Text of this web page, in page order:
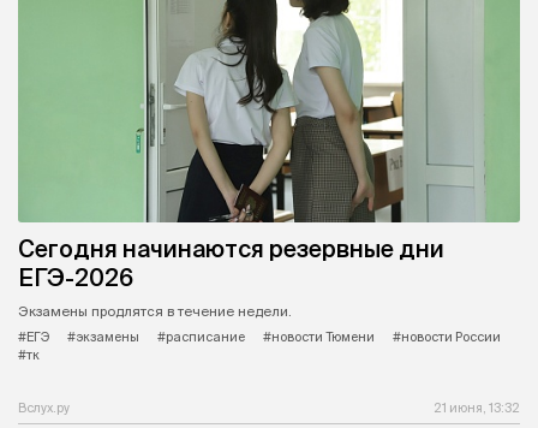
Сегодня начинаются резервные дни
ЕГЭ-2026
Экзамены продлятся в течение недели.
#ЕГЭ
#экзамены #расписание #новости Тюмени
#новости России
#тк
Вслух.ру 21 июня, 13:32